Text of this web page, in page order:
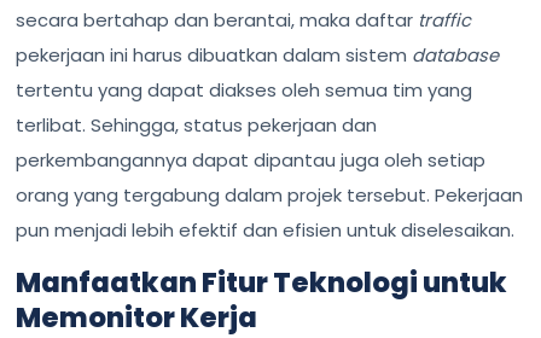
secara bertahap dan berantai, maka daftar traffic
pekerjaan ini harus dibuatkan dalam sistem database
tertentu yang dapat diakses oleh semua tim yang
terlibat. Sehingga, status pekerjaan dan
perkembangannya dapat dipantau juga oleh setiap
orang yang tergabung dalam projek tersebut. Pekerjaan
pun menjadi lebih efektif dan efisien untuk diselesaikan.
Manfaatkan Fitur Teknologi untuk
Memonitor Kerja